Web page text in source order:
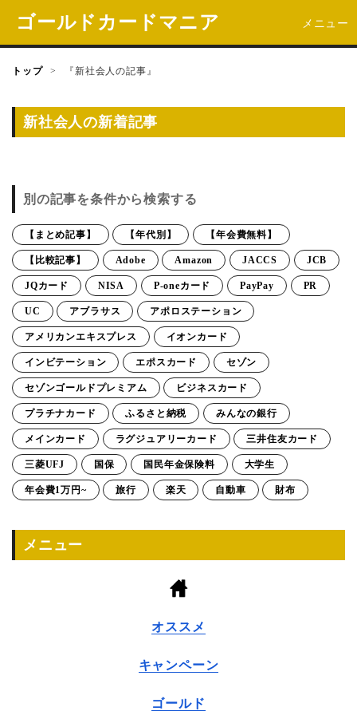
ゴールドカードマニア メニュー
トップ > 『新社会人の記事』
新社会人の新着記事
別の記事を条件から検索する
【まとめ記事】 【年代別】 【年会費無料】
【比較記事】 Adobe Amazon JACCS JCB
JQカード NISA P-oneカード PayPay PR
UC アブラサス アポロステーション
アメリカンエキスプレス イオンカード
インビテーション エポスカード セゾン
セゾンゴールドプレミアム ビジネスカード
プラチナカード ふるさと納税 みんなの銀行
メインカード ラグジュアリーカード 三井住友カード
三菱UFJ 国保 国民年金保険料 大学生
年会費1万円~ 旅行 楽天 自動車 財布
メニュー
オススメ
キャンペーン
ゴールド